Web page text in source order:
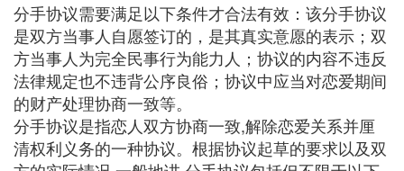
分手协议需要满足以下条件才合法有效：该分手协议
是双方当事人自愿签订的，是其真实意愿的表示；双
方当事人为完全民事行为能力人；协议的内容不违反
法律规定也不违背公序良俗；协议中应当对恋爱期间
的财产处理协商一致等。
分手协议是指恋人双方协商一致,解除恋爱关系并厘
清权利义务的一种协议。根据协议起草的要求以及双